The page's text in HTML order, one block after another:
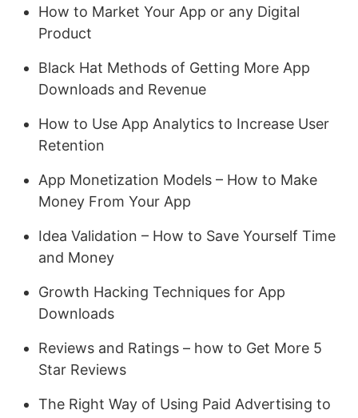
How to Market Your App or any Digital
Product
Black Hat Methods of Getting More App
Downloads and Revenue
How to Use App Analytics to Increase User
Retention
App Monetization Models – How to Make
Money From Your App
Idea Validation – How to Save Yourself Time
and Money
Growth Hacking Techniques for App
Downloads
Reviews and Ratings – how to Get More 5
Star Reviews
The Right Way of Using Paid Advertising to